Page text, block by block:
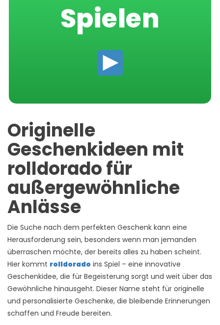
Spielen
Originelle
Geschenkideen mit
rolldorado für
außergewöhnliche
Anlässe
Die Suche nach dem perfekten Geschenk kann eine
Herausforderung sein, besonders wenn man jemanden
überraschen möchte, der bereits alles zu haben scheint.
Hier kommt rolldorado ins Spiel – eine innovative
Geschenkidee, die für Begeisterung sorgt und weit über das
Gewöhnliche hinausgeht. Dieser Name steht für originelle
und personalisierte Geschenke, die bleibende Erinnerungen
schaffen und Freude bereiten.